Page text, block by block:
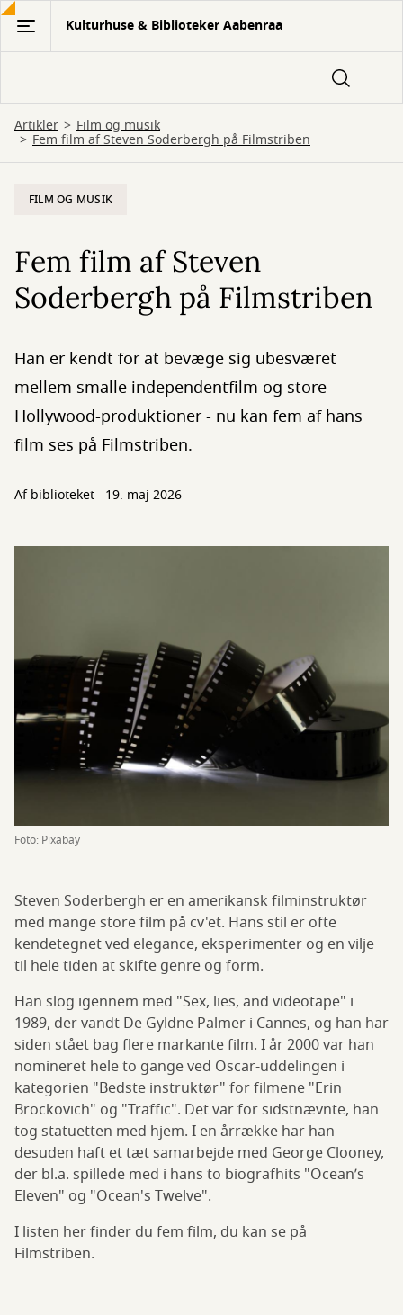
Gå
hovedindhold
Kulturhuse & Biblioteker Aabenraa
Artikler Film og musik
Fem film af Steven Soderbergh på Filmstriben
FILM OG MUSIK
Fem film af Steven
Soderbergh på Filmstriben
Han er kendt for at bevæge sig ubesværet
mellem smalle independentfilm og store
Hollywood-produktioner - nu kan fem af hans
film ses på Filmstriben.
Af biblioteket 19. maj 2026
Foto: Pixabay
Steven Soderbergh er en amerikansk filminstruktør
med mange store film på cv'et. Hans stil er ofte
kendetegnet ved elegance, eksperimenter og en vilje
til hele tiden at skifte genre og form.
Han slog igennem med "Sex, lies, and videotape" i
1989, der vandt De Gyldne Palmer i Cannes, og han har
siden stået bag flere markante film. I år 2000 var han
nomineret hele to gange ved Oscar-uddelingen i
kategorien "Bedste instruktør" for filmene "Erin
Brockovich" og "Traffic". Det var for sidstnævnte, han
tog statuetten med hjem. I en årrække har han
desuden haft et tæt samarbejde med George Clooney,
der bl.a. spillede med i hans to biografhits "Ocean’s
Eleven" og "Ocean's Twelve".
I listen her finder du fem film, du kan se på
Filmstriben.